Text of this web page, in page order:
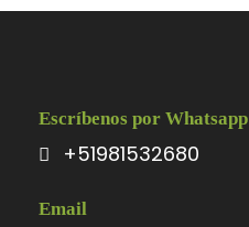
Escríbenos por Whatsapp
+51981532680
Email